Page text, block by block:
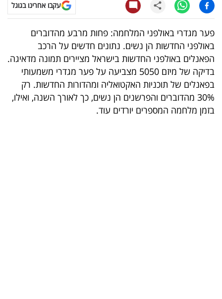
עסקי
ספורט
קריירה
ולימודים
מינויים
רייטינג
עקבו אחרינו בגוגל
פער מגדרי באולפני המלחמה: פחות מרבע מהדוברים
באולפני החדשות הן נשים. נתונים חדשים על הרכב
הפאנלים באולפני החדשות בישראל מציירים תמונה מדאיגה.
בדיקה של מיזם 5050 מצביעה על פער מגדרי משמעותי
בפאנלים של תוכניות האקטואליה ומהדורות החדשות. רק
30% מהדוברים והפרשנים הן נשים, כך לאורך השנה, ואילו,
בזמן מלחמה המספרים יורדים עוד.